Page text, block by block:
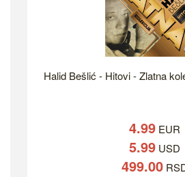
Halid Bešlić - Hitovi - Zlatna
4.99 EUR
5.99 USD
499.00